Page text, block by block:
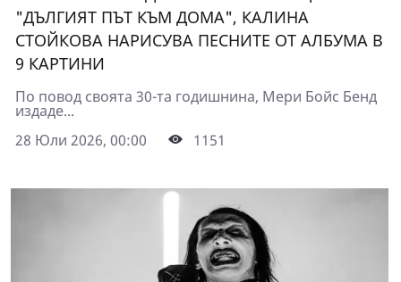
"ДЪЛГИЯТ ПЪТ КЪМ ДОМА", КАЛИНА
СТОЙКОВА НАРИСУВА ПЕСНИТЕ ОТ АЛБУМА В
9 КАРТИНИ
По повод своята 30-та годишнина, Мери Бойс Бенд
издаде...
28 Юли 2026, 00:00
1151